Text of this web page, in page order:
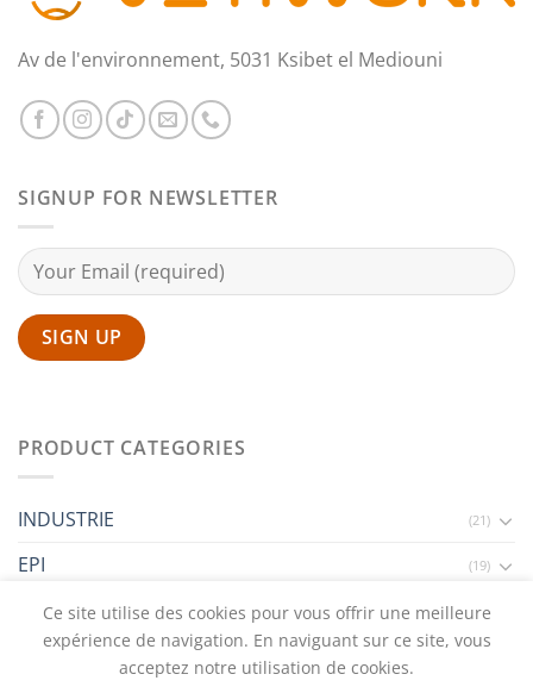
Av de l'environnement, 5031 Ksibet el Mediouni
SIGNUP FOR NEWSLETTER
PRODUCT CATEGORIES
INDUSTRIE (21)
EPI (19)
HÔTELLERIE (2)
Ce site utilise des cookies pour vous offrir une meilleure
expérience de navigation. En naviguant sur ce site, vous
acceptez notre utilisation de cookies.